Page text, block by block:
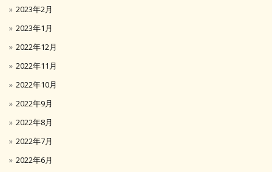
2023年2月
2023年1月
2022年12月
2022年11月
2022年10月
2022年9月
2022年8月
2022年7月
2022年6月